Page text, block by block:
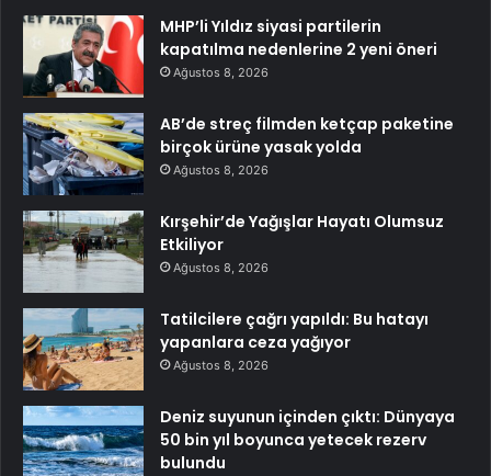
MHP’li Yıldız siyasi partilerin
kapatılma nedenlerine 2 yeni öneri
Ağustos 8, 2026
AB’de streç filmden ketçap paketine
birçok ürüne yasak yolda
Ağustos 8, 2026
Kırşehir’de Yağışlar Hayatı Olumsuz
Etkiliyor
Ağustos 8, 2026
Tatilcilere çağrı yapıldı: Bu hatayı
yapanlara ceza yağıyor
Ağustos 8, 2026
Deniz suyunun içinden çıktı: Dünyaya
50 bin yıl boyunca yetecek rezerv
bulundu